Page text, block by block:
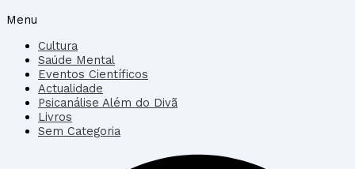
Menu
Cultura
Saúde Mental
Eventos Científicos
Actualidade
Psicanálise Além do Divã
Livros
Sem Categoria